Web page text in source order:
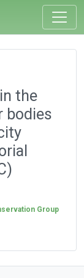
the
bodies
Group